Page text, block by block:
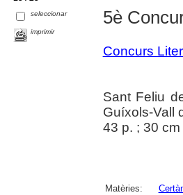
seleccionar
imprimir
5è
Concurs
Sant Feliu
Guíxols-Vall
43 p. ; 30 cm
Matèries: